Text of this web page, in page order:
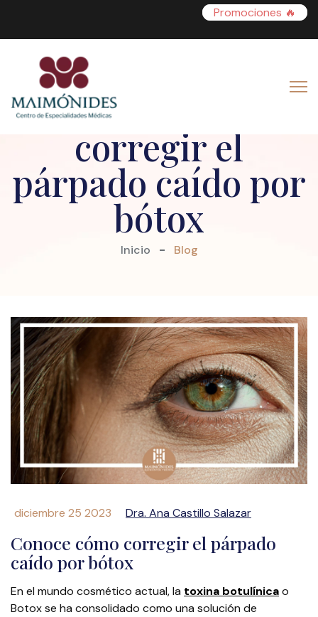
Promociones 🔥
Conoce cómo
corregir el
párpado caído por
bótox
Inicio Blog
diciembre 25 2023 Dra. Ana Castillo Salazar
Conoce cómo corregir el párpado
caído por bótox
En el mundo cosmético actual, la toxina botulínicao
Botox se ha consolidado como una solución de